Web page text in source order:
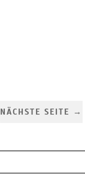
NÄCHSTE SEITE →